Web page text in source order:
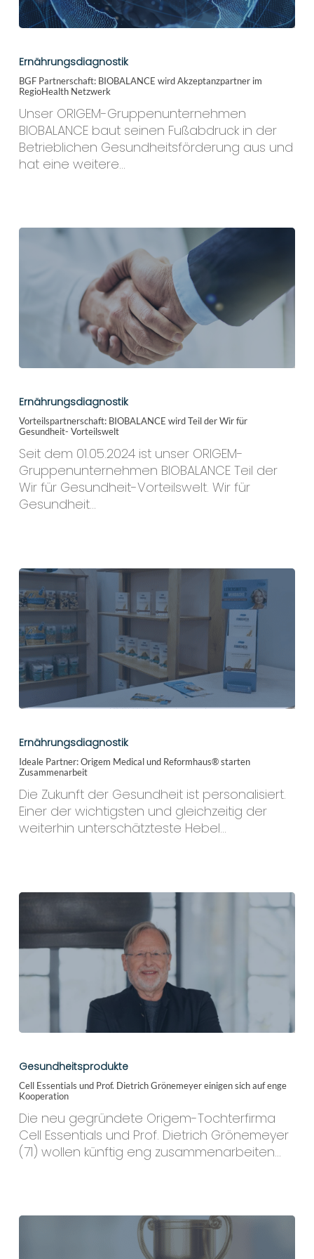
BIOBALANCE
wird
im
RegioHealth
Netzwerk
Ernährungsdiagnostik
BGF Partnerschaft: BIOBALANCE wird Akzeptanzpartner im
RegioHealth Netzwerk
Unser ORIGEM-Gruppenunternehmen
BIOBALANCE baut seinen Fußabdruck in der
Betrieblichen Gesundheitsförderung aus und
hat eine weitere…
BIOBALANCE
wird
Teil
Wir
für
Gesundheit-
Vorteilswelt
Ernährungsdiagnostik
Vorteilspartnerschaft: BIOBALANCE wird Teil der Wir für
Gesundheit- Vorteilswelt
Seit dem 01.05.2024 ist unser ORIGEM-
Gruppenunternehmen BIOBALANCE Teil der
Wir für Gesundheit-Vorteilswelt. Wir für
Gesundheit…
Origem
Medical
Reformhaus®
starten
Zusammenarbeit
Ernährungsdiagnostik
Ideale Partner: Origem Medical und Reformhaus® starten
Zusammenarbeit
Die Zukunft der Gesundheit ist personalisiert.
Einer der wichtigsten und gleichzeitig der
weiterhin unterschätzteste Hebel…
und
Prof.
Grönemeyer
einigen
sich
Gesundheitsprodukte
Cell Essentials und Prof. Dietrich Grönemeyer einigen sich auf enge
Kooperation
Die neu gegründete Origem-Tochterfirma
Cell Essentials und Prof. Dietrich Grönemeyer
(71) wollen künftig eng zusammenarbeiten…